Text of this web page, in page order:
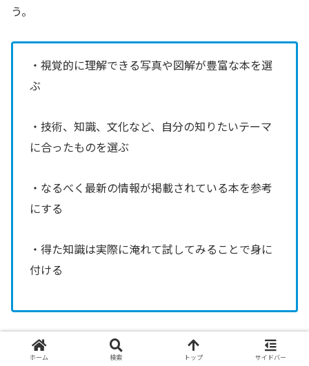
う。
・視覚的に理解できる写真や図解が豊富な本を選
ぶ
・技術、知識、文化など、自分の知りたいテーマ
に合ったものを選ぶ
・なるべく最新の情報が掲載されている本を参考
にする
・得た知識は実際に淹れて試してみることで身に
付ける
コーヒーは知れば知るほど、一杯の重みや香りの感じ方が
ホーム 検索 トップ サイドバー